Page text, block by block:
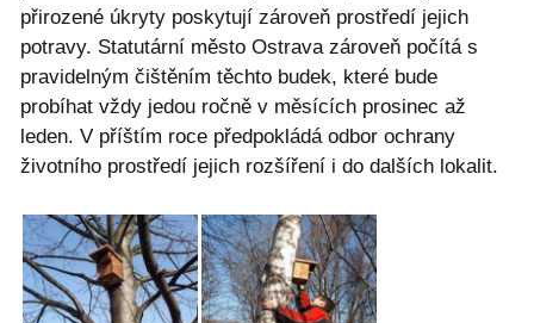
přirozené úkryty poskytují zároveň prostředí jejich
potravy. Statutární město Ostrava zároveň počítá s
pravidelným čištěním těchto budek, které bude
probíhat vždy jedou ročně v měsících prosinec až
leden. V příštím roce předpokládá odbor ochrany
životního prostředí jejich rozšíření i do dalších lokalit.